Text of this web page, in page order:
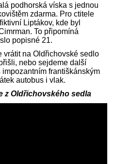
podhorská víska s jednou
zdarma. Pro ctitele
Liptákov, kde byl
To připomíná
popisné 21.
vrátit na Oldřichovské sedlo
nebo sejdeme další
františkánským
autobus i vlak.
z Oldřichovského sedla